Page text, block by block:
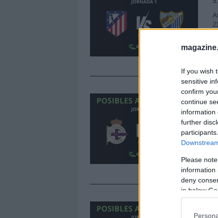
If you wish
sensitive
confirm
continue
information
further
Please
information
deny
in below